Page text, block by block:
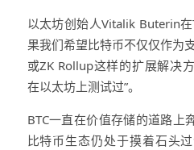
以太坊创始人Vitalik Buterin
果我们希望比特币不仅仅作为
或ZK Rollup这样的扩展解决
在以太坊上测试过”。
BTC一直在价值存储的道路上
比特币生态仍处于摸着石头